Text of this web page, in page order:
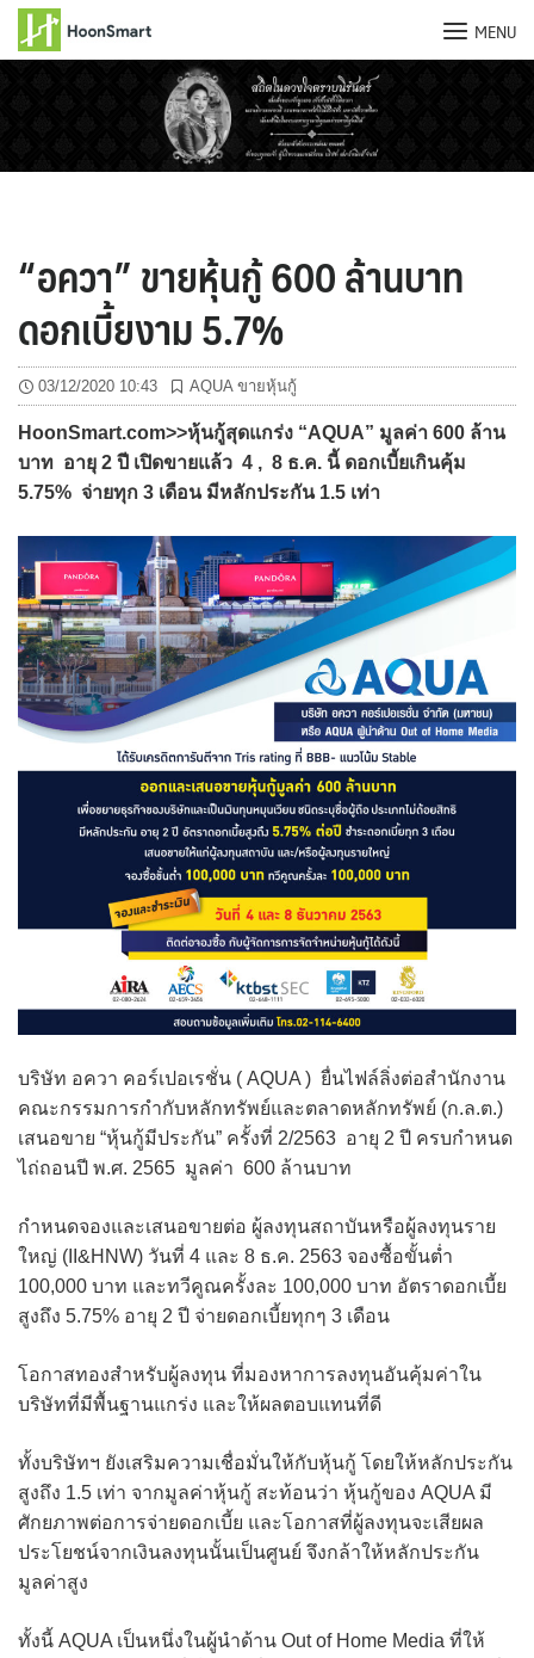
MENU
“อควา” ขายหุ้นกู้ 600 ล้านบาท
ดอกเบี้ยงาม 5.7%
03/12/2020 10:43 AQUA ขายหุ้นกู้
HoonSmart.com>>หุ้นกู้สุดแกร่ง “AQUA” มูลค่า 600 ล้าน
บาท อายุ 2 ปี เปิดขายแล้ว 4 , 8 ธ.ค. นี้ ดอกเบี้ยเกินคุ้ม
5.75% จ่ายทุก 3 เดือน มีหลักประกัน 1.5 เท่า
บริษัท อควา คอร์เปอเรชั่น ( AQUA ) ยื่นไฟล์ลิ่งต่อสำนักงาน
คณะกรรมการกำกับหลักทรัพย์และตลาดหลักทรัพย์ (ก.ล.ต.)
เสนอขาย “หุ้นกู้มีประกัน” ครั้งที่ 2/2563 อายุ 2 ปี ครบกำหนด
ไถ่ถอนปี พ.ศ. 2565 มูลค่า 600 ล้านบาท
กำหนดจองและเสนอขายต่อ ผู้ลงทุนสถาบันหรือผู้ลงทุนราย
ใหญ่ (II&HNW) วันที่ 4 และ 8 ธ.ค. 2563 จองซื้อขั้นต่ำ
100,000 บาท และทวีคูณครั้งละ 100,000 บาท อัตราดอกเบี้ย
สูงถึง 5.75% อายุ 2 ปี จ่ายดอกเบี้ยทุกๆ 3 เดือน
โอกาสทองสำหรับผู้ลงทุน ที่มองหาการลงทุนอันคุ้มค่าใน
บริษัทที่มีพื้นฐานแกร่ง และให้ผลตอบแทนที่ดี
ทั้งบริษัทฯ ยังเสริมความเชื่อมั่นให้กับหุ้นกู้ โดยให้หลักประกัน
สูงถึง 1.5 เท่า จากมูลค่าหุ้นกู้ สะท้อนว่า หุ้นกู้ของ AQUA มี
ศักยภาพต่อการจ่ายดอกเบี้ย และโอกาสที่ผู้ลงทุนจะเสียผล
ประโยชน์จากเงินลงทุนนั้นเป็นศูนย์ จึงกล้าให้หลักประกัน
มูลค่าสูง
ทั้งนี้ AQUA เป็นหนึ่งในผู้นำด้าน Out of Home Media ที่ให้